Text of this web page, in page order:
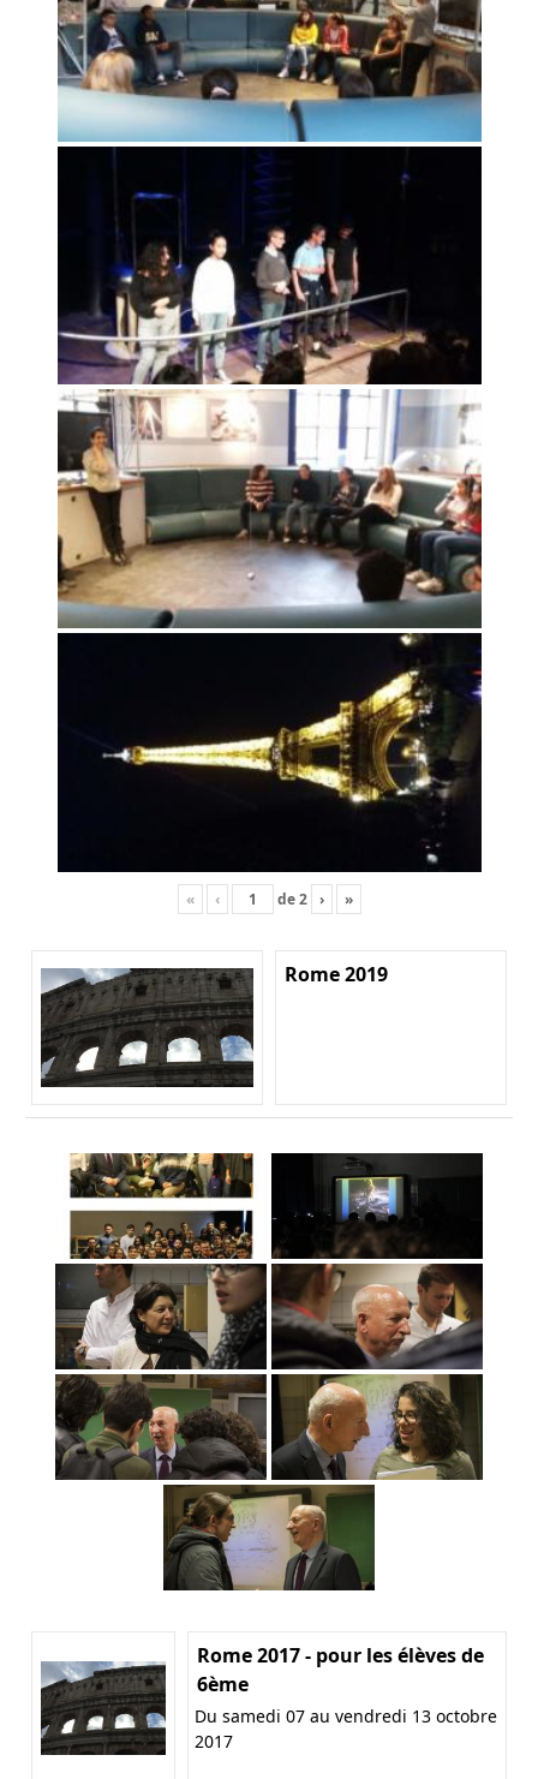
« ‹ de2 › »
Rome 2019
Rome 2017 - pour les élèves de
6ème
Du samedi 07 au vendredi 13 octobre
2017